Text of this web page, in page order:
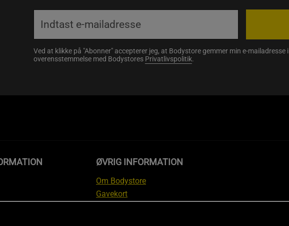
Ved at klikke på "Abonner" accepterer jeg, at Bodystore gemmer min e-mailadresse i
overensstemmelse med Bodystores Privatlivspolitik.
ØVRIG INFORMATION
Om Bodystore
Gavekort